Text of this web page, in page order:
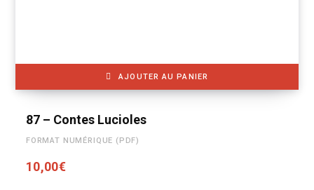
AJOUTER AU PANIER
87 – Contes Lucioles
FORMAT NUMÉRIQUE (PDF)
10,00€